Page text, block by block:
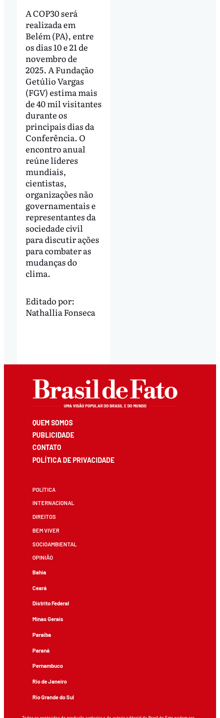
A COP30 será
realizada em
Belém (PA), entre
os dias 10 e 21 de
novembro de
2025. A Fundação
Getúlio Vargas
(FGV) estima mais
de 40 mil visitantes
durante os
principais dias da
Conferência. O
encontro anual
reúne líderes
mundiais,
cientistas,
organizações não
governamentais e
representantes da
sociedade civil
para discutir ações
para combater as
mudanças do
clima.
Editado por:
Nathallia Fonseca
QUEM SOMOS
PUBLICIDADE
CONTATO
POLÍTICA DE PRIVACIDADE
POLÍTICA
INTERNACIONAL
DIREITOS
BEM VIVER
SOCIOAMBIENTAL
OPINIÃO
Bahia
Ceará
Distrito Federal
Minas Gerais
Paraíba
Paraná
Pernambuco
Rio de Janeiro
Rio Grande do Sul